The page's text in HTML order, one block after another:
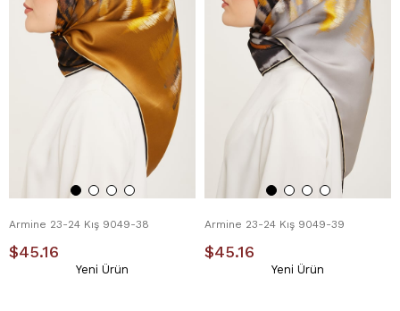
Armine 23-24 Kış 9049-38
$45.16
Yeni Ürün
Armine 23-24 Kış 9049-39
$45.16
Yeni Ürün